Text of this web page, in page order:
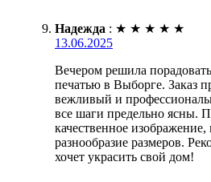
Надежда : ★ ★ ★ ★ ★
13.06.2025
Вечером решила
печатью в Выборге. Заказ
вежливый и
все шаги предельно ясны.
качественное изображение,
разнообразие размеров.
хочет украсить свой дом!